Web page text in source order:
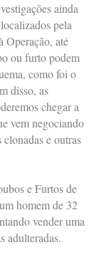
ainda
pela
Operação, até
ou furto podem
como foi o
disso, as
chegar a
vem negociando
e outras
e Furtos de
homem de 32
vender uma
adulteradas.